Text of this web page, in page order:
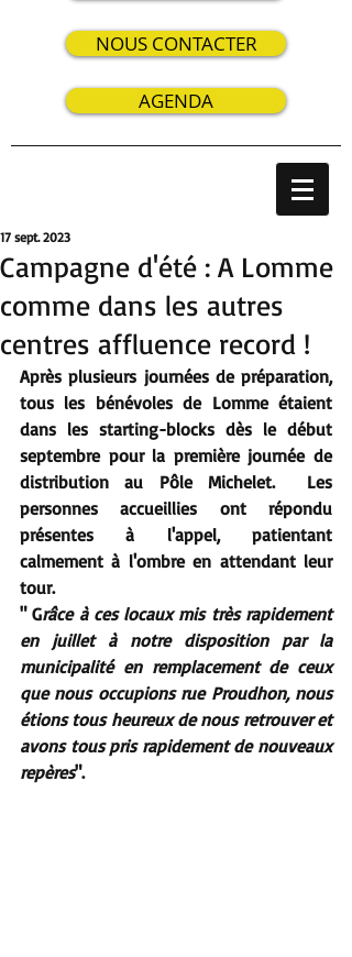
NOUS CONTACTER
AGENDA
Campagne d'été : A Lomme
comme dans les autres
centres affluence record !
17 sept. 2023
Après plusieurs journées de préparation,
tous les bénévoles de Lomme étaient
dans les starting-blocks dès le début
septembre pour la première journée de
distribution au Pôle Michelet.  Les
personnes accueillies ont répondu
présentes à l'appel, patientant
calmement à l'ombre en attendant leur
tour.
" Grâce à ces locaux mis très rapidement
en juillet à notre disposition par la
municipalité en remplacement de ceux
que nous occupions rue Proudhon, nous
étions tous heureux de nous retrouver et
avons tous pris rapidement de nouveaux
repères".